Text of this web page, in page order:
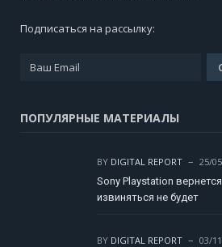
Подписаться на рассылку:
ПОПУЛЯРНЫЕ МАТЕРИАЛЫ
BY DIGITAL REPORT
25/
Sony Playstation
извиняться не будет
BY DIGITAL REPORT
03/